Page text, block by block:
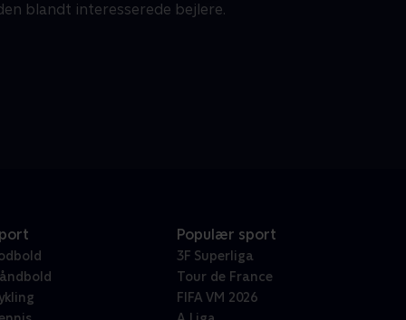
blandt interesserede bejlere.
Populær sport
3F Superliga
Tour de France
FIFA VM 2026